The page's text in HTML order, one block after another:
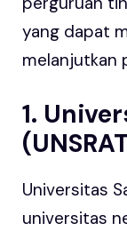
yang dapat
melanjutkan
1.
Universitas
universitas